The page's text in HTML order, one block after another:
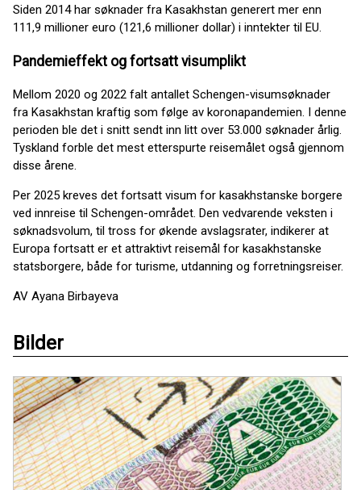
Siden 2014 har søknader fra Kasakhstan generert mer enn
111,9 millioner euro (121,6 millioner dollar) i inntekter til EU.
Pandemieffekt og fortsatt visumplikt
Mellom 2020 og 2022 falt antallet Schengen-visumsøknader
fra Kasakhstan kraftig som følge av koronapandemien. I denne
perioden ble det i snitt sendt inn litt over 53.000 søknader årlig.
Tyskland forble det mest etterspurte reisemålet også gjennom
disse årene.
Per 2025 kreves det fortsatt visum for kasakhstanske borgere
ved innreise til Schengen-området. Den vedvarende veksten i
søknadsvolum, til tross for økende avslagsrater, indikerer at
Europa fortsatt er et attraktivt reisemål for kasakhstanske
statsborgere, både for turisme, utdanning og forretningsreiser.
AV Ayana Birbayeva
Bilder